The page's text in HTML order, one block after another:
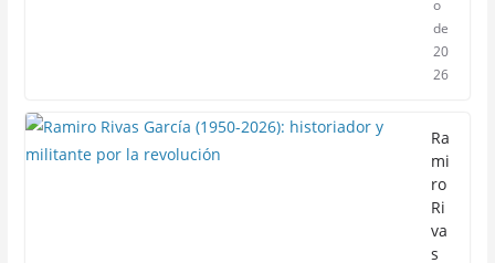
o
de
20
26
Ra
mi
ro
Ri
va
s